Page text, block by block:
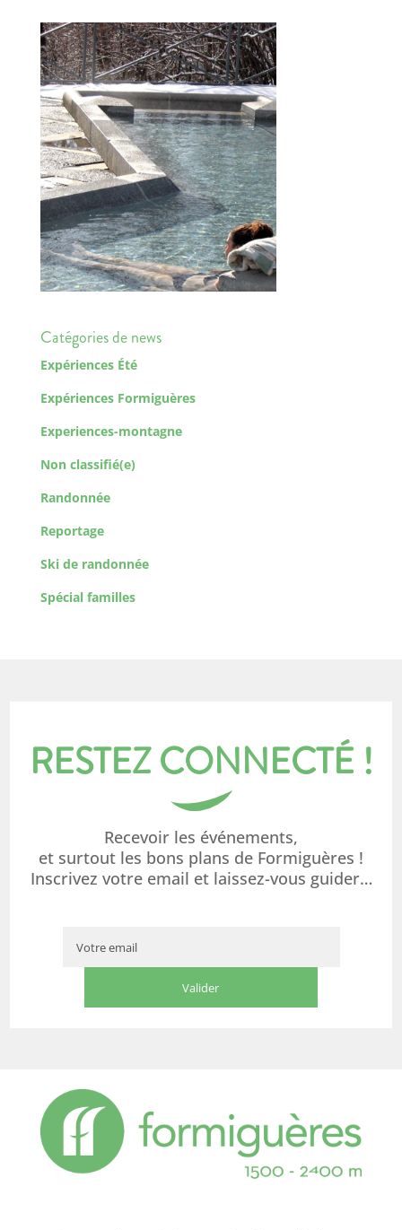
Catégories de news
Expériences Été
Expériences Formiguères
Experiences-montagne
Non classifié(e)
Randonnée
Reportage
Ski de randonnée
Spécial familles
RESTEZ CONNECTÉ !
Recevoir les événements,
et surtout les bons plans de Formiguères !
Inscrivez votre email et laissez-vous guider…